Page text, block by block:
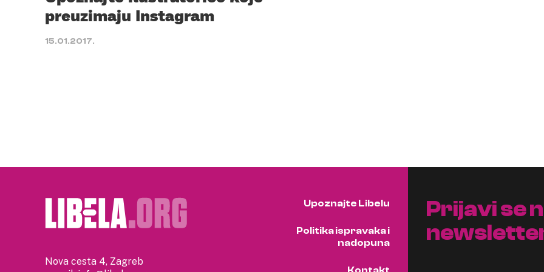
preuzimaju Instagram
15.01.2017.
Nova cesta 4, Zagreb
Upoznajte Libelu
Politika ispravaka i
nadopuna
Prijavi se